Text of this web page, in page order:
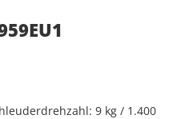
9 kg / 1.400